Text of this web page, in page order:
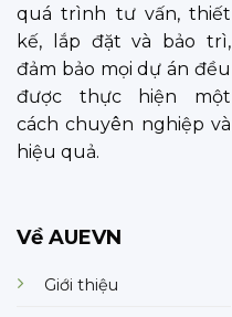
quá trình tư vấn, thiết
kế, lắp đặt và bảo trì,
đảm bảo mọi dự án đều
được thực hiện một
cách chuyên nghiệp và
hiệu quả.
Về AUEVN
Giới thiệu